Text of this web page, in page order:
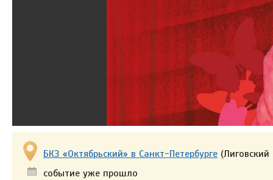
БКЗ «Октябрьский» в Санкт-Петербурге
событие уже прошло